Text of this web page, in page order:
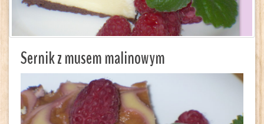
Sernik z musem malinowym